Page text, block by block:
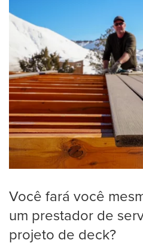
Você fará você
um prestador de
projeto de deck?